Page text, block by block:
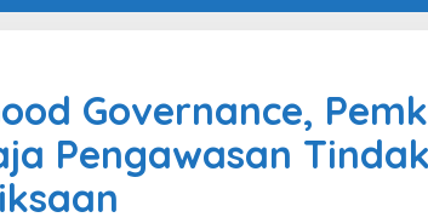
Governance,
Pengawasan